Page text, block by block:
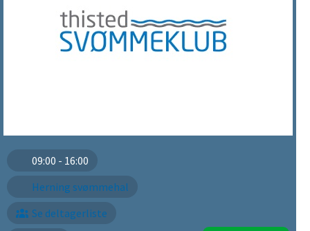
09:00 - 16:00
Herning svømmehal
Se deltagerliste